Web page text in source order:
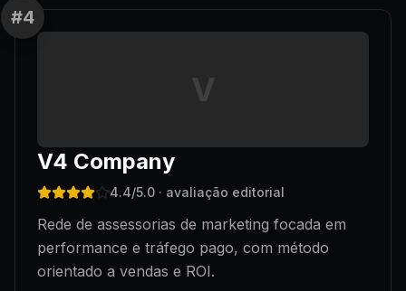
#4
V
V4 Company
4.4/5.0 · avaliação editorial
Rede de assessorias de marketing focada em
performance e tráfego pago, com método
orientado a vendas e ROI.